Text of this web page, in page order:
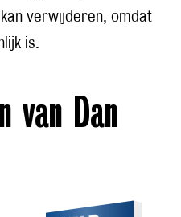
verwijderen, omdat
is.
van Dan